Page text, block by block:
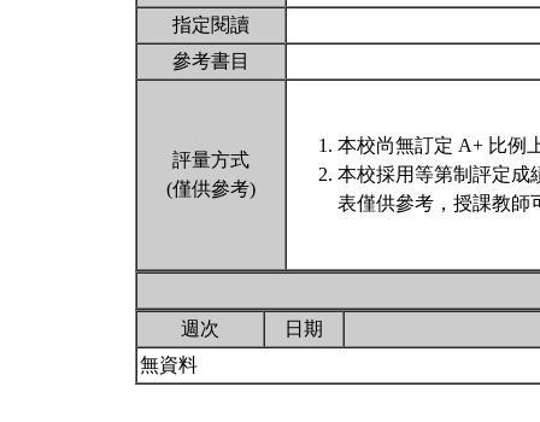
指定閱讀
參考書目
評量方式
(僅供參考)
本校尚無訂定 A+ 比例
本校採用等第制評定成
表僅供參考，授課教師
週次
日期
無資料